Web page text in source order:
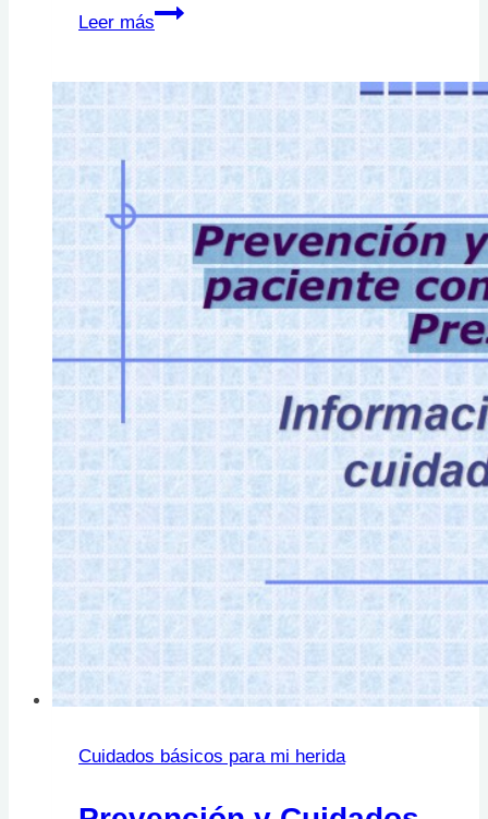
Leer más
Colocación
taloneras
Cuidados básicos para mi herida